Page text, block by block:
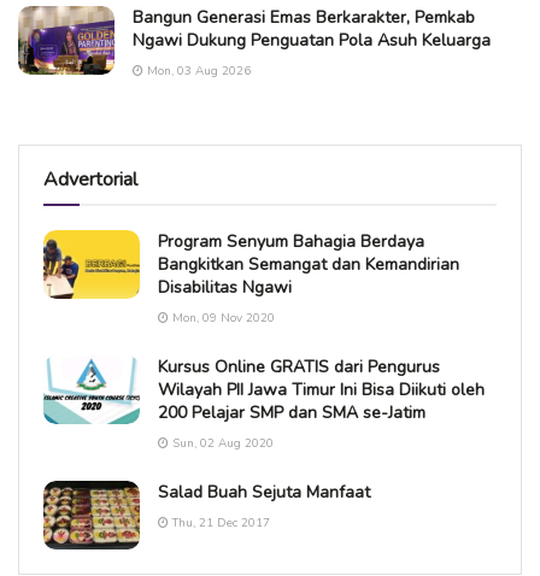
Bangun Generasi Emas Berkarakter, Pemkab
Ngawi Dukung Penguatan Pola Asuh Keluarga
Mon, 03 Aug 2026
Advertorial
Program Senyum Bahagia Berdaya
Bangkitkan Semangat dan Kemandirian
Disabilitas Ngawi
Mon, 09 Nov 2020
Kursus Online GRATIS dari Pengurus
Wilayah PII Jawa Timur Ini Bisa Diikuti oleh
200 Pelajar SMP dan SMA se-Jatim
Sun, 02 Aug 2020
Salad Buah Sejuta Manfaat
Thu, 21 Dec 2017